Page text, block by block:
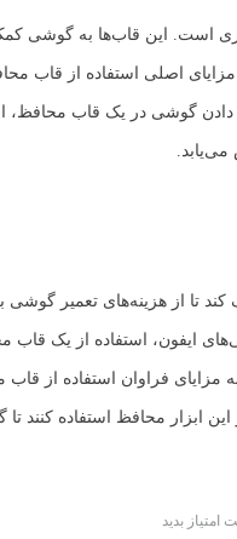
است. این قاب‌ها به گوشی
اصلی استفاده از قاب
گوشی در یک قاب محافظ،
تا از هزینه‌های تعمیر گوشی
ایفون، استفاده از یک قاب
مزایای فراوان استفاده از
ابزار محافظ استفاده کنند تا
امتیاز بدید